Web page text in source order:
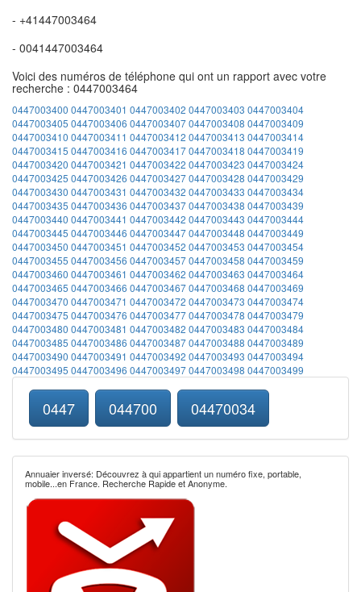
- +41447003464
- 0041447003464
Voici des numéros de téléphone qui ont un rapport avec votre
recherche : 0447003464
0447003400 0447003401 0447003402 0447003403 0447003404
0447003405 0447003406 04470034070447003408 0447003409
0447003410 0447003411 0447003412 0447003413 0447003414
0447003415 0447003416 04470034170447003418 0447003419
0447003420 0447003421 0447003422 0447003423 0447003424
0447003425 0447003426 04470034270447003428 0447003429
0447003430 0447003431 0447003432 0447003433 0447003434
0447003435 0447003436 04470034370447003438 0447003439
0447003440 0447003441 0447003442 0447003443 0447003444
0447003445 0447003446 04470034470447003448 0447003449
0447003450 0447003451 0447003452 0447003453 0447003454
0447003455 0447003456 04470034570447003458 0447003459
0447003460 0447003461 0447003462 0447003463 0447003464
0447003465 0447003466 04470034670447003468 0447003469
0447003470 0447003471 0447003472 0447003473 0447003474
0447003475 0447003476 04470034770447003478 0447003479
0447003480 0447003481 0447003482 0447003483 0447003484
0447003485 0447003486 04470034870447003488 0447003489
0447003490 0447003491 0447003492 0447003493 0447003494
0447003495 0447003496 04470034970447003498 0447003499
0447 044700 04470034
Annuaier inversé: Découvrez à qui appartient un numéro fixe, portable,
mobile...en France. Recherche Rapide et Anonyme.